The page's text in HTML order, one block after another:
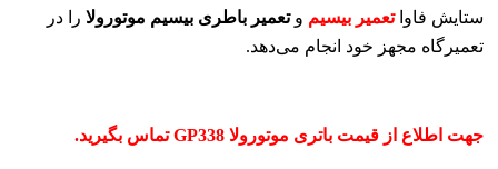
ستایش فاواتعمیر بیسیم وتعمیر باطری بیسیم موتورولا را در
تعمیرگاه مجهز خود انجام می‌دهد.
جهت اطلاع از قیمت باتری موتورولا GP338 تماس بگیرید.